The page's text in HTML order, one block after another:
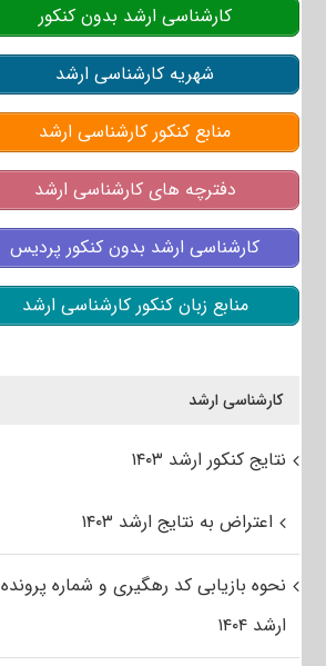
کارشناسی ارشد بدون کنکور
شهریه کارشناسی ارشد
منابع کنکور کارشناسی ارشد
دفترچه های کارشناسی ارشد
کارشناسی ارشد بدون کنکور پردیس
منابع زبان کنکور کارشناسی ارشد
کارشناسی ارشد
نتایج کنکور ارشد ۱۴۰۳
اعتراض به نتایج ارشد ۱۴۰۳
نحوه بازیابی کد رهگیری و شماره پرونده
ارشد ۱۴۰۴